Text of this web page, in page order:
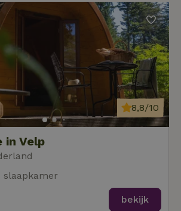
in Velp
8,8/10
slaapkamer
bekijk